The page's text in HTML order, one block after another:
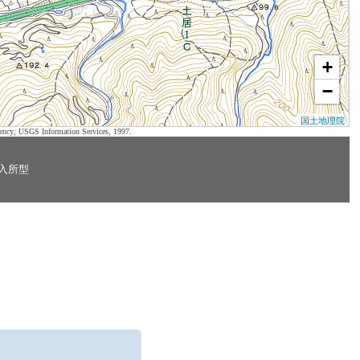
+
−
国土地理院
USGS Information Services, 1997.
所型